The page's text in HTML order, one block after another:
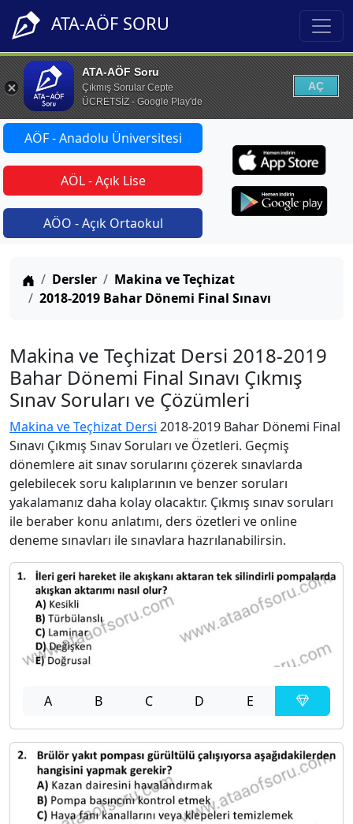
ATA-AÖF SORU
ATA-AÖF Soru
Çıkmış Sorular Cepte
ÜCRETSİZ - Google Play'de
AÇ
AÖF - Anadolu Üniversitesi
AÖL - Açık Lise
AÖO - Açık Ortaokul
Anasayfa
Dersler
Makina ve Teçhizat
2018-2019 Bahar Dönemi Final Sınavı
Makina ve Teçhizat Dersi 2018-2019
Bahar Dönemi Final Sınavı Çıkmış
Sınav Soruları ve Çözümleri
Makina ve Teçhizat Dersi 2018-2019 Bahar Dönemi Final
Sınavı Çıkmış Sınav Soruları ve Özetleri. Geçmiş
dönemlere ait sınav sorularını çözerek sınavlarda
gelebilecek soru kalıplarının ve benzer soruları
yakalamanız daha kolay olacaktır. Çıkmış sınav soruları
ile beraber konu anlatımı, ders özetleri ve online
deneme sınavları ile sınavlara hazrılanabilirsin.
A B C D E